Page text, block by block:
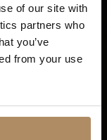
of our site with
partners who
you’ve
from your use